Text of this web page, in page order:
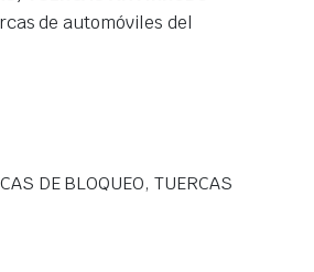
de automóviles del
DE BLOQUEO, TUERCAS